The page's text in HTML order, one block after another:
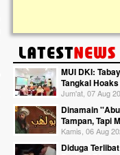
MUI DKI:
Tangkal
Jum'at, 07 Aug
Dinamain
Tampan, Tapi
Kamis, 06 Aug
Diduga